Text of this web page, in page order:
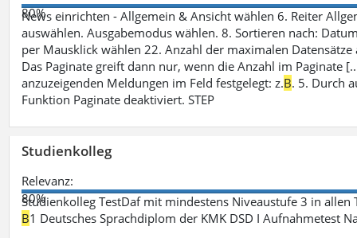
80%
News einrichten - Allgemein & Ansicht wählen 6. Reiter
auswählen. Ausgabemodus wählen. 8. Sortieren nach:
per Mausklick wählen 22. Anzahl der maximalen Datensätze
Das Paginate greift dann nur, wenn die Anzahl im Paginate
anzuzeigenden Meldungen im Feld festgelegt: z.B. 5. Durch
Funktion Paginate deaktiviert. STEP
Studienkolleg
Relevanz:
80%
Studienkolleg TestDaf mit mindestens Niveaustufe 3 in
B1 Deutsches Sprachdiplom der KMK DSD I Aufnahmetest